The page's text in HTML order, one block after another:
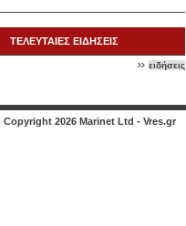
ΤΕΛΕΥΤΑΙΕΣ ΕΙΔΗΣΕΙΣ
ειδήσεις
Copyright 2026 Marinet Ltd - Vres.gr